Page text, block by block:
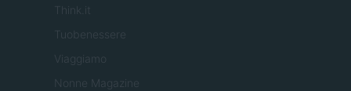
Think.it
Tuobenessere
Viaggiamo
Nonne Magazine